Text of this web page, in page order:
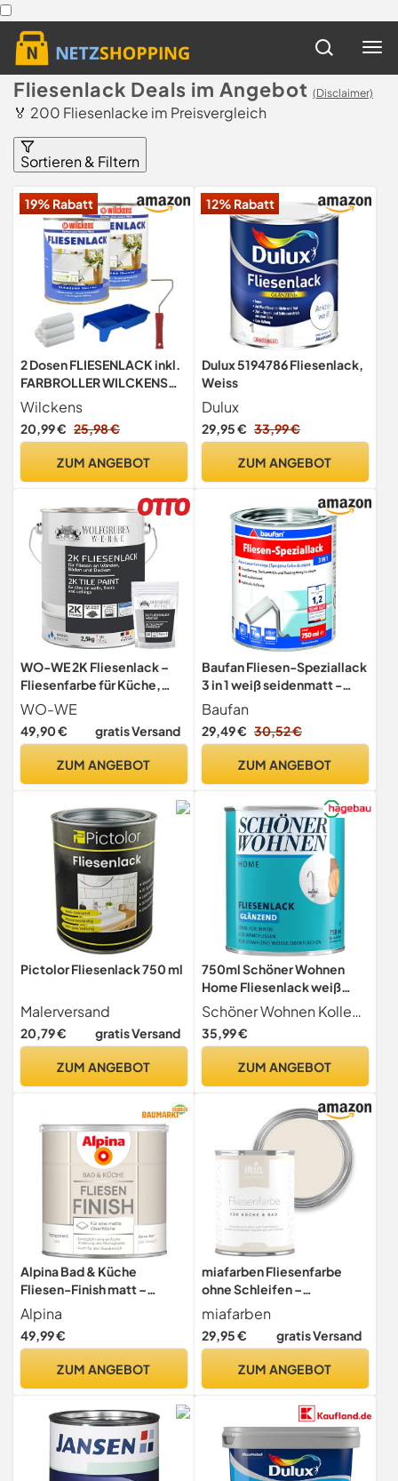
Fliesenlack Deals im Angebot (Disclaimer)
🏅 200 Fliesenlacke im Preisvergleich
Sortieren & Filtern
19% Rabatt
2 Dosen FLIESENLACK inkl.
FARBROLLER WILCKENS
weiß für 16 qm
Wilckens
20,99 € 25,98 €
ZUM ANGEBOT
12% Rabatt
Dulux 5194786 Fliesenlack,
Weiss
Dulux
29,95 € 33,99 €
ZUM ANGEBOT
WO-WE 2K Fliesenlack –
Fliesenfarbe für Küche,
Badezimmer, Wand- &
Bodenfliesen – Reinweiss
ähnl. RAL 9010-2,5Kg
WO-WE
49,90 € gratis Versand
ZUM ANGEBOT
Baufan Fliesen-Speziallack
3 in 1 weiß seidenmatt -
Fliesenlack Badezimmer,
Küche und Innen-
Wohnräume, Fliesenfarbe
Grundierung &
Baufan
29,49 € 30,52 €
ZUM ANGEBOT
Pictolor Fliesenlack 750 ml
Malerversand
20,79 € gratis Versand
ZUM ANGEBOT
750ml Schöner Wohnen
Home Fliesenlack weiß
glänzend
Schöner Wohnen Kollektion
35,99 €
ZUM ANGEBOT
Alpina Bad & Küche
Fliesen-Finish matt –
seidenmatte Versiegelung
für gestrichene
Wandfliesen, schützt
Feuchtigkeit & Schmutz,
0,75L
Alpina
49,99 €
ZUM ANGEBOT
miafarben Fliesenfarbe
ohne Schleifen –
Fliesenlack für Wand &
Boden – Bad & Küche –
hochdeckend, matt,
(Dezentes Sandbeige,
miafarben
29,95 € gratis Versand
ZUM ANGEBOT